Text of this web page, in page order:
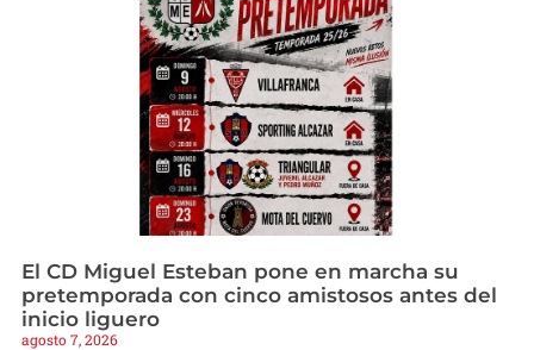
El CD Miguel Esteban pone en marcha su
pretemporada con cinco amistosos antes del
inicio liguero
agosto 7, 2026